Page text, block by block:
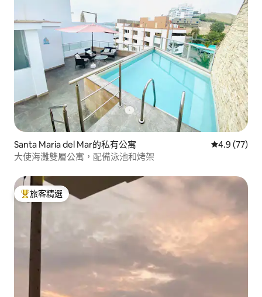
Santa Maria del Mar的私有公寓 從 77 則評
4.9 (77)
大使海灘雙層公寓，配備泳池和烤架
旅客精選榜首
旅客精選